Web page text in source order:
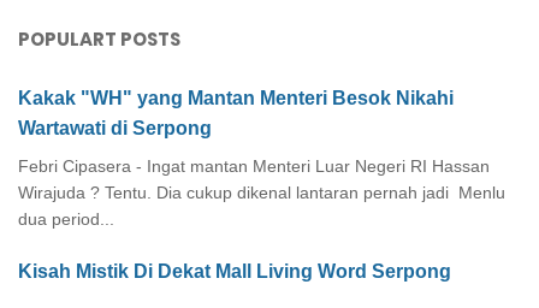
POPULART POSTS
Kakak "WH" yang Mantan Menteri Besok Nikahi
Wartawati di Serpong
Febri Cipasera - Ingat mantan Menteri Luar Negeri RI Hassan
Wirajuda ? Tentu. Dia cukup dikenal lantaran pernah jadi Menlu
dua period...
Kisah Mistik Di Dekat Mall Living Word Serpong